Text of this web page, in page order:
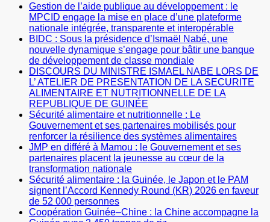
Gestion de l’aide publique au développement : le
MPCID engage la mise en place d’une plateforme
nationale intégrée, transparente et interopérable
BIDC : Sous la présidence d’Ismaël Nabé, une
nouvelle dynamique s’engage pour bâtir une banque
de développement de classe mondiale
DISCOURS DU MINISTRE ISMAEL NABE LORS DE
L’ ATELIER DE PRESENTATION DE LA SECURITE
ALIMENTAIRE ET NUTRITIONNELLE DE LA
REPUBLIQUE DE GUINÉE
Sécurité alimentaire et nutritionnelle : Le
Gouvernement et ses partenaires mobilisés pour
renforcer la résilience des systèmes alimentaires
JMP en différé à Mamou : le Gouvernement et ses
partenaires placent la jeunesse au cœur de la
transformation nationale
Sécurité alimentaire : la Guinée, le Japon et le PAM
signent l’Accord Kennedy Round (KR) 2026 en faveur
de 52 000 personnes
Coopération Guinée–Chine : la Chine accompagne la